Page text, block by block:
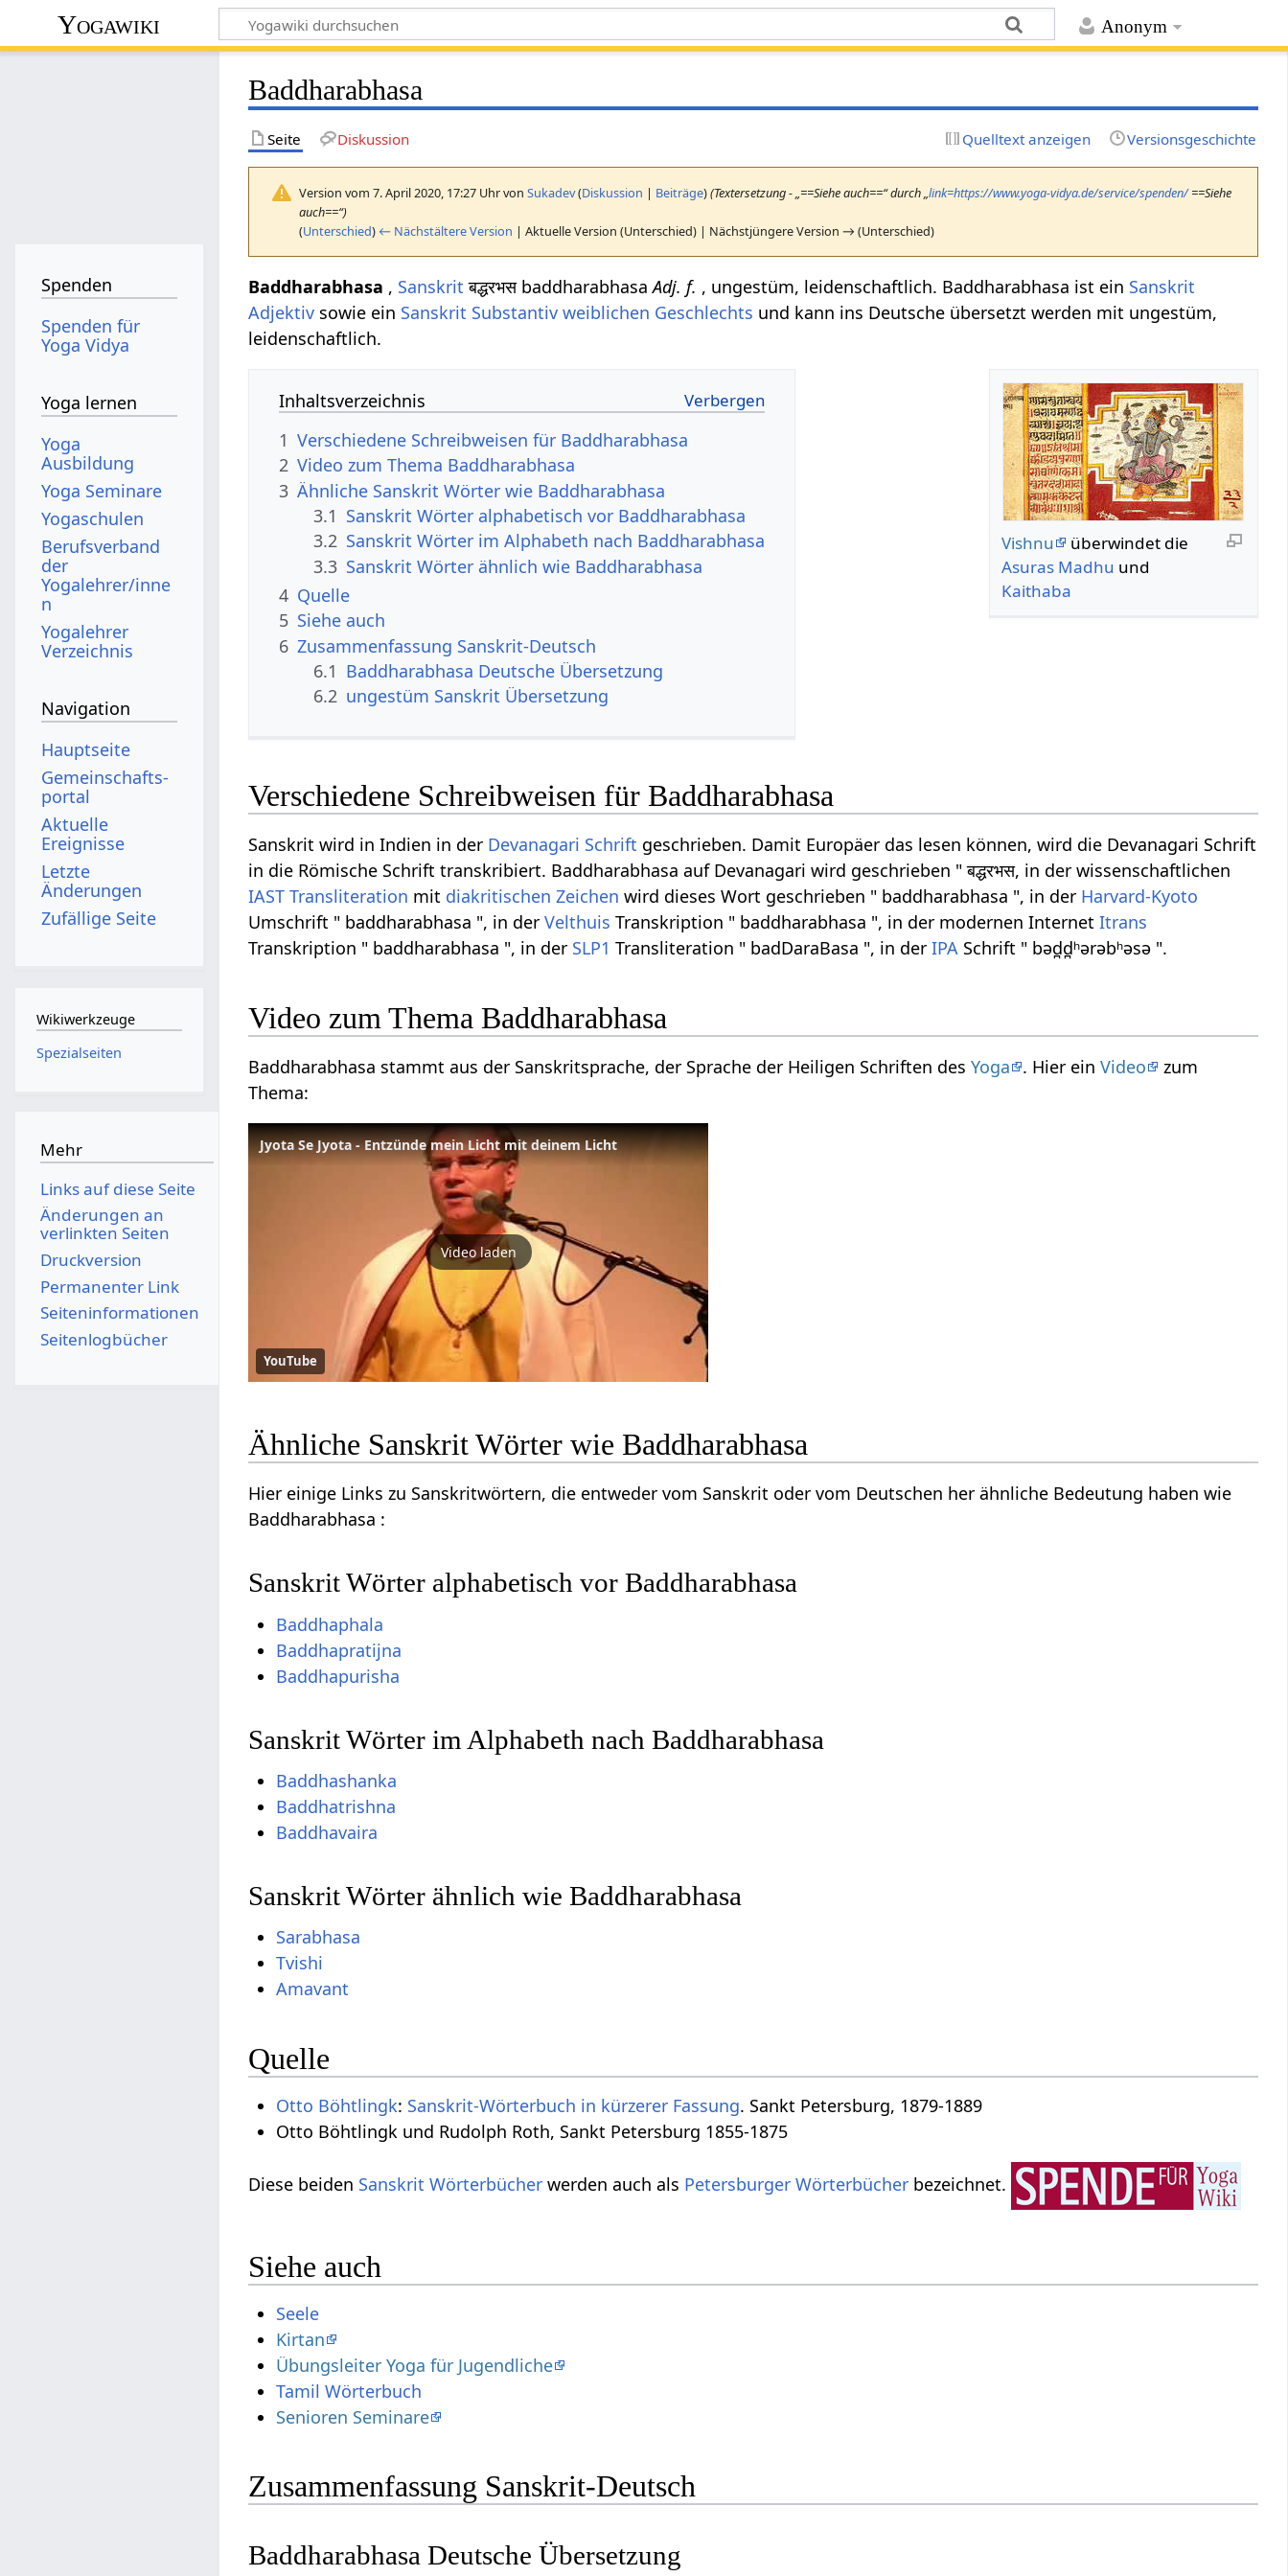
Anonym
Yogawiki
Baddharabhasa
Seite Diskussion Quelltext anzeigen Versionsgeschichte
Version vom 7. April 2020, 17:27 Uhr vonSukadev(Diskussion | Beiträge)(Textersetzung - „==Siehe auch==“ durch „link=https://www.yoga-vidya.de/service/spenden/==Siehe
auch==“)
(Unterschied) ← Nächstältere Version | Aktuelle Version (Unterschied) | Nächstjüngere Version → (Unterschied)
Baddharabhasa , Sanskrit बद्धरभस baddharabhasaAdj. f. , ungestüm, leidenschaftlich. Baddharabhasa ist ein Sanskrit
Adjektiv sowie ein Sanskrit Substantiv weiblichen Geschlechts und kann ins Deutsche übersetzt werden mit ungestüm,
leidenschaftlich.
Vishnu
überwindet die
Asuras Madhu und
Kaithaba
Inhaltsverzeichnis
1 Verschiedene Schreibweisen für Baddharabhasa
2 Video zum Thema Baddharabhasa
3 Ähnliche Sanskrit Wörter wie Baddharabhasa
3.1 Sanskrit Wörter alphabetisch vor Baddharabhasa
3.2 Sanskrit Wörter im Alphabeth nach Baddharabhasa
3.3 Sanskrit Wörter ähnlich wie Baddharabhasa
4 Quelle
5 Siehe auch
6 Zusammenfassung Sanskrit-Deutsch
6.1 Baddharabhasa Deutsche Übersetzung
6.2 ungestüm Sanskrit Übersetzung
Verschiedene Schreibweisen für Baddharabhasa
Sanskrit wird in Indien in der Devanagari Schrift geschrieben. Damit Europäer das lesen können, wird die Devanagari Schrift
in die Römische Schrift transkribiert. Baddharabhasa auf Devanagari wird geschrieben " बद्धरभस, in der wissenschaftlichen
IAST Transliteration mit diakritischen Zeichen wird dieses Wort geschrieben " baddharabhasa ", in der Harvard-Kyoto
Umschrift " baddharabhasa ", in derVelthuis Transkription " baddharabhasa ", in der modernen InternetItrans
Transkription " baddharabhasa ", in der SLP1 Transliteration " badDaraBasa ", in derIPA Schrift " bəd̪d̪ʰərəbʰəsə ".
Video zum Thema Baddharabhasa
Baddharabhasa stammt aus der Sanskritsprache, der Sprache der Heiligen Schriften desYoga . Hier einVideo
zum
Thema:
Jyota Se Jyota - Entzünde mein Licht mit deinem Licht
Video laden
YouTube
Ähnliche Sanskrit Wörter wie Baddharabhasa
Hier einige Links zu Sanskritwörtern, die entweder vom Sanskrit oder vom Deutschen her ähnliche Bedeutung haben wie
Baddharabhasa :
Sanskrit Wörter alphabetisch vor Baddharabhasa
Baddhaphala
Baddhapratijna
Baddhapurisha
Sanskrit Wörter im Alphabeth nach Baddharabhasa
Baddhashanka
Baddhatrishna
Baddhavaira
Sanskrit Wörter ähnlich wie Baddharabhasa
Sarabhasa
Tvishi
Amavant
Quelle
Otto Böhtlingk: Sanskrit-Wörterbuch in kürzerer Fassung. Sankt Petersburg, 1879-1889
Otto Böhtlingk und Rudolph Roth, Sankt Petersburg 1855-1875
Diese beiden Sanskrit Wörterbücher werden auch als Petersburger Wörterbücher bezeichnet.
Siehe auch
Seele
Kirtan
Übungsleiter Yoga für Jugendliche
Tamil Wörterbuch
Senioren Seminare
Zusammenfassung Sanskrit-Deutsch
Baddharabhasa Deutsche Übersetzung
Spenden
Spenden für
Yoga Vidya
Yoga lernen
Yoga
Ausbildung
Yoga Seminare
Yogaschulen
Berufsverband
der
Yogalehrer/inne
n
Yogalehrer
Verzeichnis
Navigation
Hauptseite
Gemeinschafts­
portal
Aktuelle
Ereignisse
Letzte
Änderungen
Zufällige Seite
Wikiwerkzeuge
Spezialseiten
Mehr
Links auf diese Seite
Änderungen an
verlinkten Seiten
Druckversion
Permanenter Link
Seiten­­informationen
Seitenlogbücher